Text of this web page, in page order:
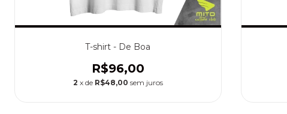
T-shirt - De Boa
R$96,00
2 x de R$48,00 sem juros